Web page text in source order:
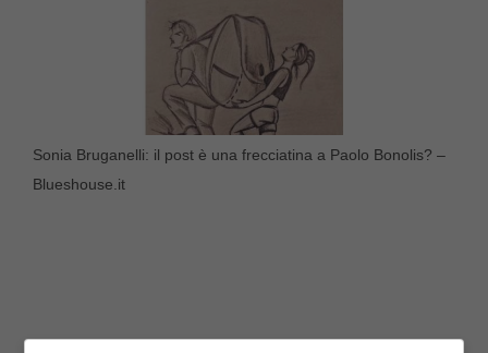
Sonia Bruganelli: il post è una frecciatina a Paolo Bonolis? –
Blueshouse.it